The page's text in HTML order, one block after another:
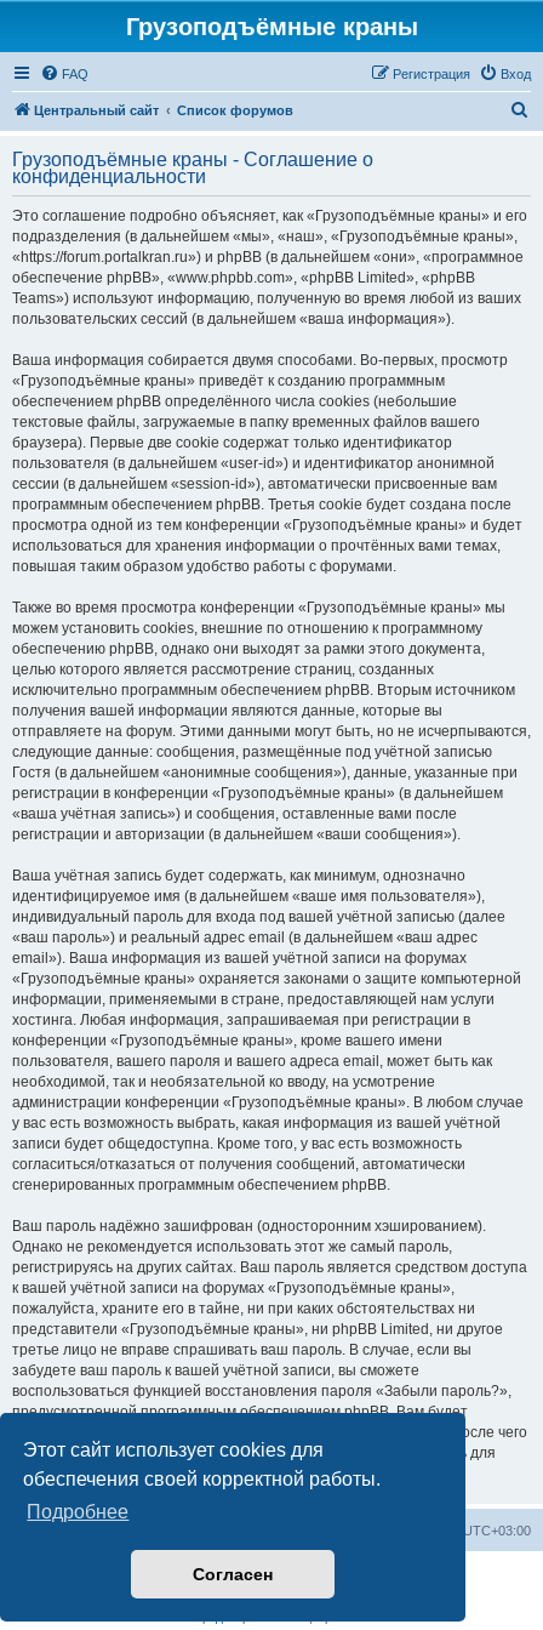
Этот сайт использует cookies для
обеспечения своей корректной работы.
Подробнее
Согласен
Грузоподъёмные краны
FAQ Вход
Регистрация
Центральный сайт Список форумов
с
Грузоподъёмные краны - Соглашение о
конфиденциальности
Это соглашение подробно объясняет, как «Грузоподъёмные краны» и его
подразделения (в дальнейшем «мы», «наш», «Грузоподъёмные краны»,
«https://forum.portalkran.ru») и phpBB (в дальнейшем «они», «программное
обеспечение phpBB», «www.phpbb.com», «phpBB Limited», «phpBB
Teams») используют информацию, полученную во время любой из ваших
пользовательских сессий (в дальнейшем «ваша информация»).
Ваша информация собирается двумя способами. Во-первых, просмотр
«Грузоподъёмные краны» приведёт к созданию программным
обеспечением phpBB определённого числа cookies (небольшие
текстовые файлы, загружаемые в папку временных файлов вашего
браузера). Первые две cookie содержат только идентификатор
пользователя (в дальнейшем «user-id») и идентификатор анонимной
сессии (в дальнейшем «session-id»), автоматически присвоенные вам
программным обеспечением phpBB. Третья cookie будет создана после
просмотра одной из тем конференции «Грузоподъёмные краны» и будет
использоваться для хранения информации о прочтённых вами темах,
повышая таким образом удобство работы с форумами.
Также во время просмотра конференции «Грузоподъёмные краны» мы
можем установить cookies, внешние по отношению к программному
обеспечению phpBB, однако они выходят за рамки этого документа,
целью которого является рассмотрение страниц, созданных
исключительно программным обеспечением phpBB. Вторым источником
получения вашей информации являются данные, которые вы
отправляете на форум. Этими данными могут быть, но не исчерпываются,
следующие данные: сообщения, размещённые под учётной записью
Гостя (в дальнейшем «анонимные сообщения»), данные, указанные при
регистрации в конференции «Грузоподъёмные краны» (в дальнейшем
«ваша учётная запись») и сообщения, оставленные вами после
регистрации и авторизации (в дальнейшем «ваши сообщения»).
Ваша учётная запись будет содержать, как минимум, однозначно
идентифицируемое имя (в дальнейшем «ваше имя пользователя»),
индивидуальный пароль для входа под вашей учётной записью (далее
«ваш пароль») и реальный адрес email (в дальнейшем «ваш адрес
email»). Ваша информация из вашей учётной записи на форумах
«Грузоподъёмные краны» охраняется законами о защите компьютерной
информации, применяемыми в стране, предоставляющей нам услуги
хостинга. Любая информация, запрашиваемая при регистрации в
конференции «Грузоподъёмные краны», кроме вашего имени
пользователя, вашего пароля и вашего адреса email, может быть как
необходимой, так и необязательной ко вводу, на усмотрение
администрации конференции «Грузоподъёмные краны». В любом случае
у вас есть возможность выбрать, какая информация из вашей учётной
записи будет общедоступна. Кроме того, у вас есть возможность
согласиться/отказаться от получения сообщений, автоматически
сгенерированных программным обеспечением phpBB.
Ваш пароль надёжно зашифрован (односторонним хэшированием).
Однако не рекомендуется использовать этот же самый пароль,
регистрируясь на других сайтах. Ваш пароль является средством доступа
к вашей учётной записи на форумах «Грузоподъёмные краны»,
пожалуйста, храните его в тайне, ни при каких обстоятельствах ни
представители «Грузоподъёмные краны», ни phpBB Limited, ни другое
третье лицо не вправе спрашивать ваш пароль. В случае, если вы
забудете ваш пароль к вашей учётной записи, вы сможете
воспользоваться функцией восстановления пароля «Забыли пароль?»,
предусмотренной программным обеспечением phpBB. Вам будет
необходимо ввести ваше имя пользователя и ваш адрес email, после чего
программное обеспечение phpBB сгенерирует вам новый пароль для
вашей учётной записи.
UTC+03:00
Создано на основеphpBB® Forum Software © phpBB Limited
Русская поддержка phpBB